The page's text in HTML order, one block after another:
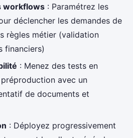
workflows : Paramétrez les
déclencher les demandes de
règles métier (validation
financiers)
: Menez des tests en
avec un
de documents et
: Déployez progressivement